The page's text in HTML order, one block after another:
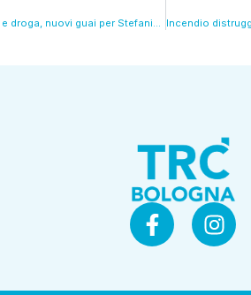
Giro di prostituzione e droga, nuovi guai per Stefania Nobile